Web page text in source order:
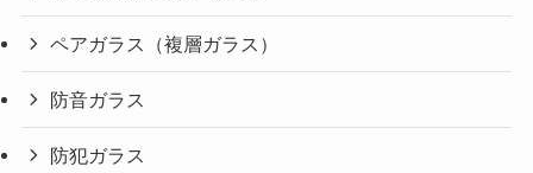
ペアガラス（複層ガラス）
防音ガラス
防犯ガラス